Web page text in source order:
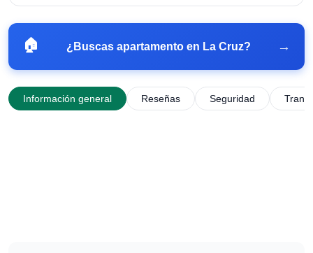
🏠 ¿Buscas apartamento en La Cruz? →
Información general Reseñas Seguridad